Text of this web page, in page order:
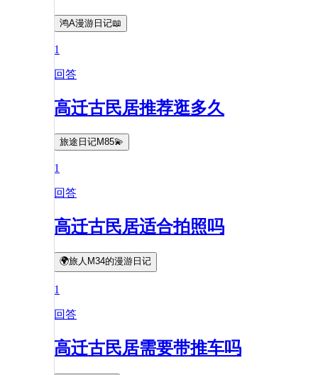
鸿A漫游日记📖
1
回答
高迁古民居推荐逛多久
旅途日记M85💫
1
回答
高迁古民居适合拍照吗
🌍旅人M34的漫游日记
1
回答
高迁古民居需要带推车吗